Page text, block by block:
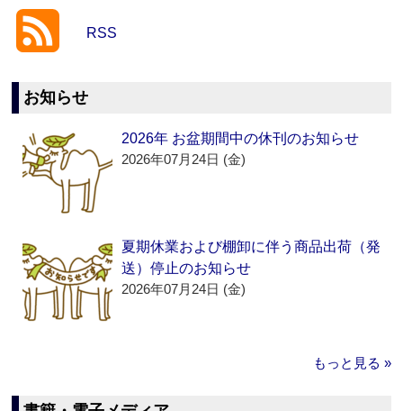
RSS
お知らせ
2026年 お盆期間中の休刊のお知らせ
2026年07月24日 (金)
夏期休業および棚卸に伴う商品出荷（発
送）停止のお知らせ
2026年07月24日 (金)
もっと見る »